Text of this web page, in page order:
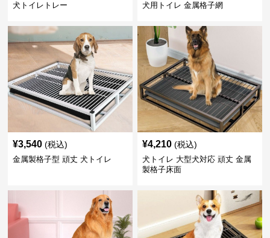
犬トイレトレー
犬用トイレ 金属格子網
¥3,540 (税込)
金属製格子型 頑丈 犬トイレ
¥4,210 (税込)
犬トイレ 大型犬対応 頑丈 金属
製格子床面